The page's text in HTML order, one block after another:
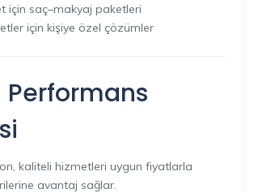
için saç–makyaj paketleri
için kişiye özel çözümler
Performans
kaliteli hizmetleri uygun fiyatlarla
avantaj sağlar.